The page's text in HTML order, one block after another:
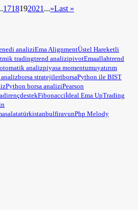
1718192021 ...»Last »
analiziEma AlignmentÜstel Hareketli
tradingtrend analizipivotEmaallahtrend
otomatik analizpiyasa momentumuyatırım
borsa stratejileriborsaPython ile BIST
Python borsa analiziPearson
dirençdestekFibonacciİdeal Ema UpTrading
atatürkistanbulfiravunPhp Melody